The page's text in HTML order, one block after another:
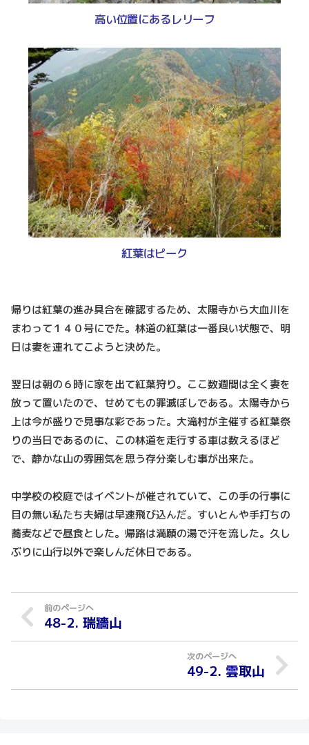
高い位置にあるレリーフ
紅葉はピーク
帰りは紅葉の進み具合を確認するため、太陽寺から大血川を
まわって１４０号にでた。林道の紅葉は一番良い状態で、明
日は妻を連れてこようと決めた。
翌日は朝の６時に家を出て紅葉狩り。ここ数週間は全く妻を
放って置いたので、せめてもの罪滅ぼしである。太陽寺から
上は今が盛りで見事な彩であった。大滝村が主催する紅葉祭
りの当日であるのに、この林道を走行する車は数えるほど
で、静かな山の雰囲気を思う存分楽しむ事が出来た。
中学校の校庭ではイベントが催されていて、この手の行事に
目の無い私たち夫婦は早速飛び込んだ。すいとんや手打ちの
蕎麦などで昼食とした。帰路は満願の湯で汗を流した。久し
ぶりに山行以外で楽しんだ休日である。
48-2. 瑞牆山
49-2. 雲取山